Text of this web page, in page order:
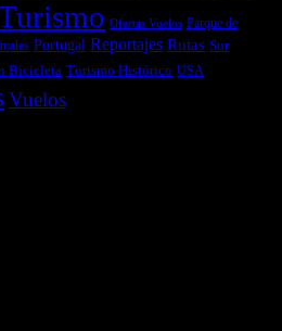
Ofertas Vuelos Parque de
Portugal Reportajes Rutas Sur
Bicicleta Turismo Histórico USA
Vuelos